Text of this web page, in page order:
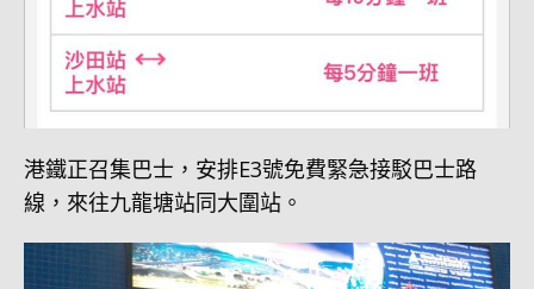
港鐵正召集巴士，安排E3號免費緊急接駁巴士路
線，來往九龍塘站同大圍站。